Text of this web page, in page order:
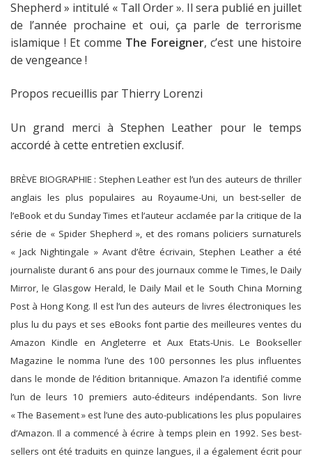
Shepherd » intitulé « Tall Order ». Il sera publié en juillet
de l’année prochaine et oui, ça parle de terrorisme
islamique ! Et comme The Foreigner, c’est une histoire
de vengeance !
Propos recueillis par Thierry Lorenzi
Un grand merci à Stephen Leather pour le temps
accordé à cette entretien exclusif.
BRÈVE BIOGRAPHIE : Stephen Leather est l’un des auteurs de thriller
anglais les plus populaires au Royaume-Uni, un best-seller de
l’eBook et du Sunday Times et l’auteur acclamée par la critique de la
série de « Spider Shepherd », et des romans policiers surnaturels
« Jack Nightingale » Avant d’être écrivain, Stephen Leather a été
journaliste durant 6 ans pour des journaux comme le Times, le Daily
Mirror, le Glasgow Herald, le Daily Mail et le South China Morning
Post à Hong Kong. Il est l’un des auteurs de livres électroniques les
plus lu du pays et ses eBooks font partie des meilleures ventes du
Amazon Kindle en Angleterre et Aux Etats-Unis. Le Bookseller
Magazine le nomma l’une des 100 personnes les plus influentes
dans le monde de l’édition britannique. Amazon l’a identifié comme
l’un de leurs 10 premiers auto-éditeurs indépendants. Son livre
« The Basement » est l’une des auto-publications les plus populaires
d’Amazon. Il a commencé à écrire à temps plein en 1992. Ses best-
sellers ont été traduits en quinze langues, il a également écrit pour